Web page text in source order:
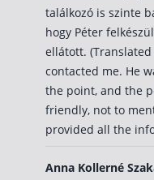
találkozó is szinte
hogy Péter
ellátott. (Translated
contacted me. He
the point, and the
friendly, not to
provided all the
Anna Kollerné